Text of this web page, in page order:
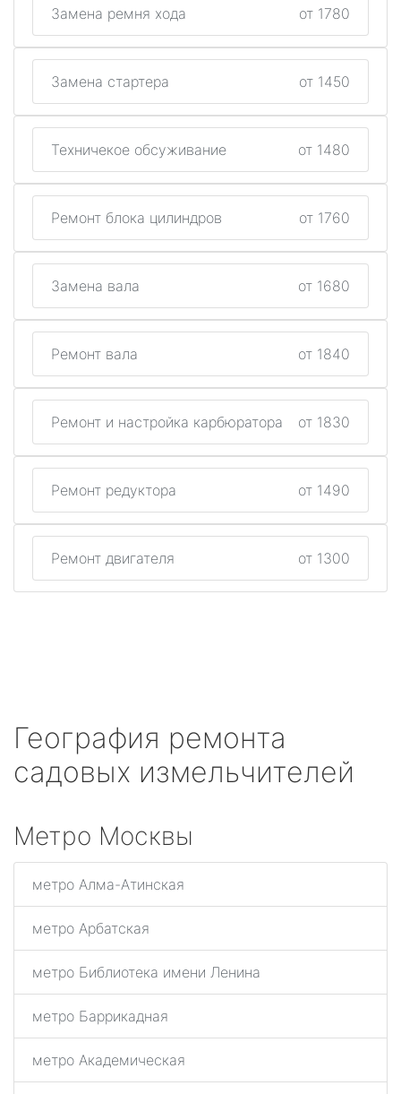
Замена ремня хода от 1780
Замена стартера от 1450
Техничекое обсуживание от 1480
Ремонт блока цилиндров от 1760
Замена вала от 1680
Ремонт вала от 1840
Ремонт и настройка карбюратора от 1830
Ремонт редуктора от 1490
Ремонт двигателя от 1300
География ремонта
садовых измельчителей
Метро Москвы
метро Алма-Атинская
метро Арбатская
метро Библиотека имени Ленина
метро Баррикадная
метро Академическая